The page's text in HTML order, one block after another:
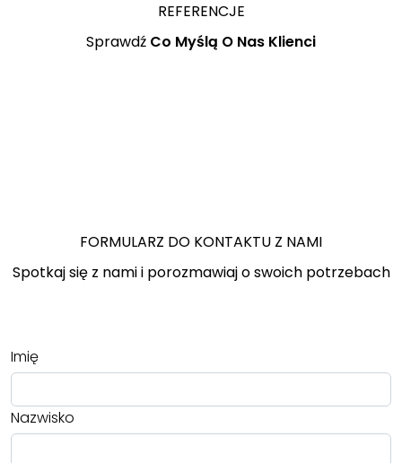
REFERENCJE
Sprawdź Co Myślą O Nas Klienci
FORMULARZ DO KONTAKTU Z NAMI
Spotkaj się z nami i porozmawiaj o swoich potrzebach
Imię
Nazwisko